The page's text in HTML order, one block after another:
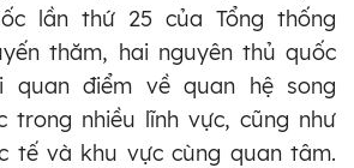
lần thứ 25 của Tổng thống
thăm, hai nguyên thủ quốc
điểm về quan hệ song
trong nhiều lĩnh vực, cũng như
tế và khu vực cùng quan tâm.